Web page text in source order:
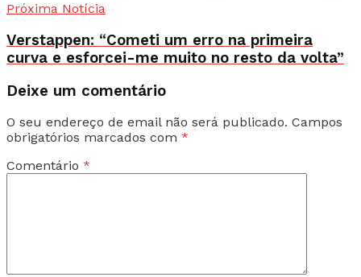
Próxima Notícia
Verstappen: “Cometi um erro na primeira
curva e esforcei-me muito no resto da volta”
Deixe um comentário
O seu endereço de email não será publicado. Campos
obrigatórios marcados com *
Comentário *